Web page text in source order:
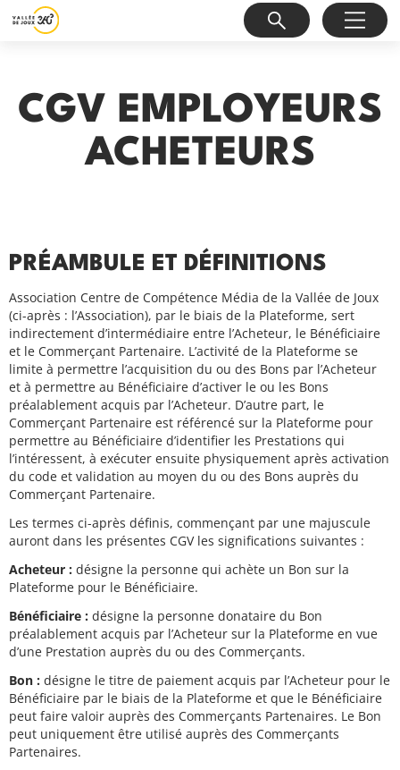
CGV EMPLOYEURS
ACHETEURS
PRÉAMBULE ET DÉFINITIONS
Association Centre de Compétence Média de la Vallée de Joux
(ci-après : l’Association), par le biais de la Plateforme, sert
indirectement d’intermédiaire entre l’Acheteur, le Bénéficiaire
et le Commerçant Partenaire. L’activité de la Plateforme se
limite à permettre l’acquisition du ou des Bons par l’Acheteur
et à permettre au Bénéficiaire d’activer le ou les Bons
préalablement acquis par l’Acheteur. D’autre part, le
Commerçant Partenaire est référencé sur la Plateforme pour
permettre au Bénéficiaire d’identifier les Prestations qui
l’intéressent, à exécuter ensuite physiquement après activation
du code et validation au moyen du ou des Bons auprès du
Commerçant Partenaire.
Les termes ci-après définis, commençant par une majuscule
auront dans les présentes CGV les significations suivantes :
Acheteur : désigne la personne qui achète un Bon sur la
Plateforme pour le Bénéficiaire.
Bénéficiaire : désigne la personne donataire du Bon
préalablement acquis par l’Acheteur sur la Plateforme en vue
d’une Prestation auprès du ou des Commerçants.
Bon : désigne le titre de paiement acquis par l’Acheteur pour le
Bénéficiaire par le biais de la Plateforme et que le Bénéficiaire
peut faire valoir auprès des Commerçants Partenaires. Le Bon
peut uniquement être utilisé auprès des Commerçants
Partenaires.